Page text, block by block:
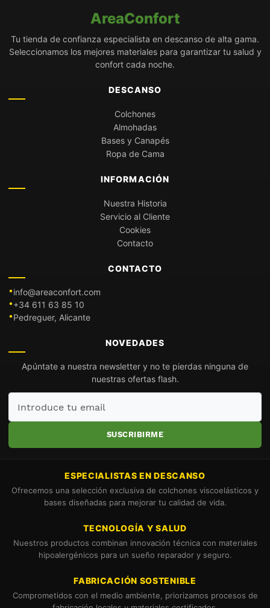
AreaConfort
Tu tienda de confianza especialista en descanso de alta gama.
Seleccionamos los mejores materiales para garantizar tu salud y
confort cada noche.
DESCANSO
Colchones
Almohadas
Bases y Canapés
Ropa de Cama
INFORMACIÓN
Nuestra Historia
Servicio al Cliente
Cookies
Contacto
CONTACTO
info@areaconfort.com
+34 611 63 85 10
Pedreguer, Alicante
NOVEDADES
Apúntate a nuestra newsletter y no te pierdas ninguna de
nuestras ofertas flash.
Introduce
email
SUSCRIBIRME
ESPECIALISTAS EN DESCANSO
Ofrecemos una selección exclusiva de colchones viscoelásticos y
bases diseñadas para mejorar tu calidad de vida.
TECNOLOGÍA Y SALUD
Nuestros productos combinan innovación técnica con materiales
hipoalergénicos para un sueño reparador y seguro.
FABRICACIÓN SOSTENIBLE
Comprometidos con el medio ambiente, priorizamos procesos de